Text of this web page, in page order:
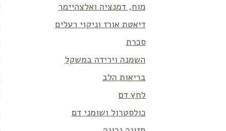
מוח, דמנציה ואלצהיימר
דיאטת אורז וניקוי רעלים
סכרת
השמנה וירידה במשקל
בריאות הלב
לחץ דם
כולסטרול ושומני דם